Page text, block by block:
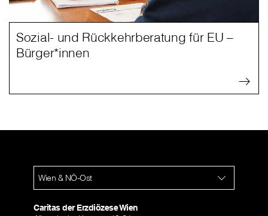
Sozial- und Rückkehrberatung für EU –
Bürger*innen
Wien & NÖ-Ost
Caritas der Erzdiözese Wien